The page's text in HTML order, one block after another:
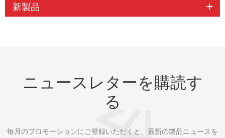
新製品
ニュースレターを購読す
る
毎月のプロモーションにご登録いただくと、最新の製品ニュースを